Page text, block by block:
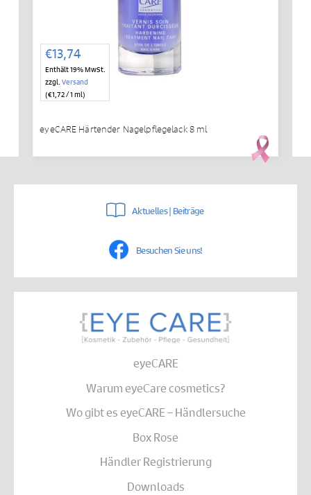
€13,74
Enthält 19% MwSt.
zzgl. Versand
(€1,72/ 1 ml)
eyeCARE Härtender Nagelpflegelack 8 ml
Aktuelles | Beiträge
Besuchen Sie uns!
eyeCARE
Warum eyeCare cosmetics?
Wo gibt es eyeCARE – Händlersuche
Box Rose
Händler Registrierung
Downloads